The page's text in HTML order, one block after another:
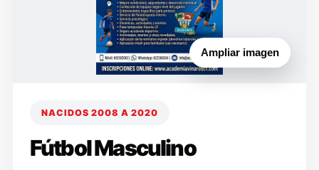
Ampliar imagen
NACIDOS 2008 A 2020
Fútbol Masculino